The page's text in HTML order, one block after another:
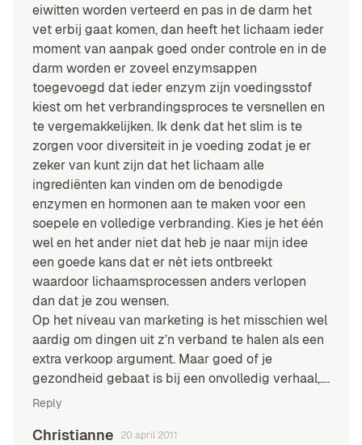
eiwitten worden verteerd en pas in de darm het
vet erbij gaat komen, dan heeft het lichaam ieder
moment van aanpak goed onder controle en in de
darm worden er zoveel enzymsappen
toegevoegd dat ieder enzym zijn voedingsstof
kiest om het verbrandingsproces te versnellen en
te vergemakkelijken. Ik denk dat het slim is te
zorgen voor diversiteit in je voeding zodat je er
zeker van kunt zijn dat het lichaam alle
ingrediënten kan vinden om de benodigde
enzymen en hormonen aan te maken voor een
soepele en volledige verbranding. Kies je het één
wel en het ander niet dat heb je naar mijn idee
een goede kans dat er nèt iets ontbreekt
waardoor lichaamsprocessen anders verlopen
dan dat je zou wensen.
Op het niveau van marketing is het misschien wel
aardig om dingen uit z’n verband te halen als een
extra verkoop argument. Maar goed of je
gezondheid gebaat is bij een onvolledig verhaal,….
Reply
Christianne 20 april 2011